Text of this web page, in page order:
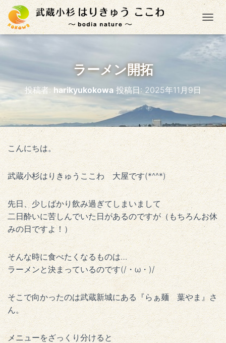
ナ
ラーメン開拓
投稿者: harikyukokowa 投稿日: 2025年11月9日
こんにちは。
武蔵小杉はりきゅうここわ 大屋です(*^^*)
先日、少しばかり飲み過ぎてしまいまして
二日酔いに苦しんでいた日があるのですが（もちろんお休
みの日ですよ！）
そんな時に食べたくなるものは…
ラーメンと決まっているのです(/・ω・)/
そこで向かったのは武蔵新城にある『らぁ麺 葉やま』さ
ん。
メニューをざっくり分けると